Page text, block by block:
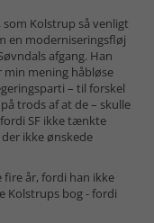
Kolstrup så venligt
en moderniseringsfløj
afgang. Han
min mening håbløse
– til forskel
trods af at de – skulle
SF ikke tænkte
ikke ønskede
fire år, fordi han ikke
Kolstrups bog - fordi